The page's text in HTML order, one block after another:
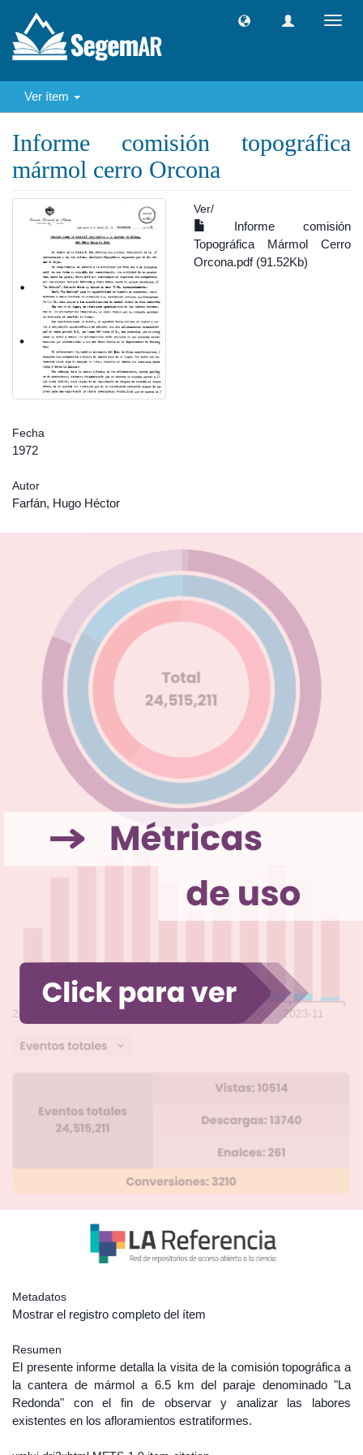
Ver ítem
Informe comisión topográfica
mármol cerro Orcona
Ver/
Informe comisión
Topográfica Mármol Cerro
Orcona.pdf (91.52Kb)
Fecha
1972
Autor
Farfán, Hugo Héctor
Metadatos
Mostrar el registro completo del ítem
Resumen
El presente informe detalla la visita de la comisión topográfica a
la cantera de mármol a 6.5 km del paraje denominado "La
Redonda" con el fin de observar y analizar las labores
existentes en los afloramientos estratiformes.